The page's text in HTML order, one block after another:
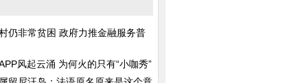
仍非常贫困 政府力推金融服务普
风起云涌 为何火的只有“小咖秀”